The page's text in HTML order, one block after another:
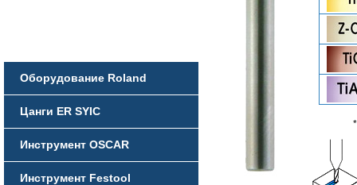
Оборудование Roland
Цанги ER SYIC
Инструмент OSCAR
Инструмент Festool